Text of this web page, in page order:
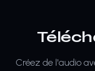
Créez de l'audio